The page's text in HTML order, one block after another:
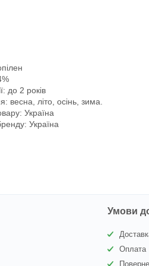
до 2 років
весна, літо, осінь, зима.
Україна
Україна
Умови
Оплата